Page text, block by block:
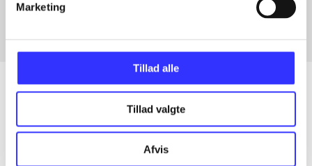
Marketing
Tillad alle
Tillad valgte
Afvis
Artikler
Alle registrerede artikler fordelt på udgivelser